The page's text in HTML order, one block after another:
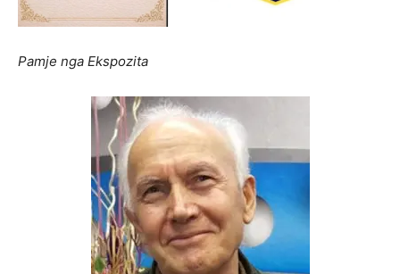
Pamje nga Ekspozita